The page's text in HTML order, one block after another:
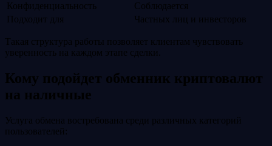
Конфиденциальность
Соблюдается
Подходит для
Частных лиц и инвесторов
Такая структура работы позволяет клиентам чувствовать
уверенность на каждом этапе сделки.
Кому подойдет обменник криптовалют
на наличные
Услуга обмена востребована среди различных категорий
пользователей: